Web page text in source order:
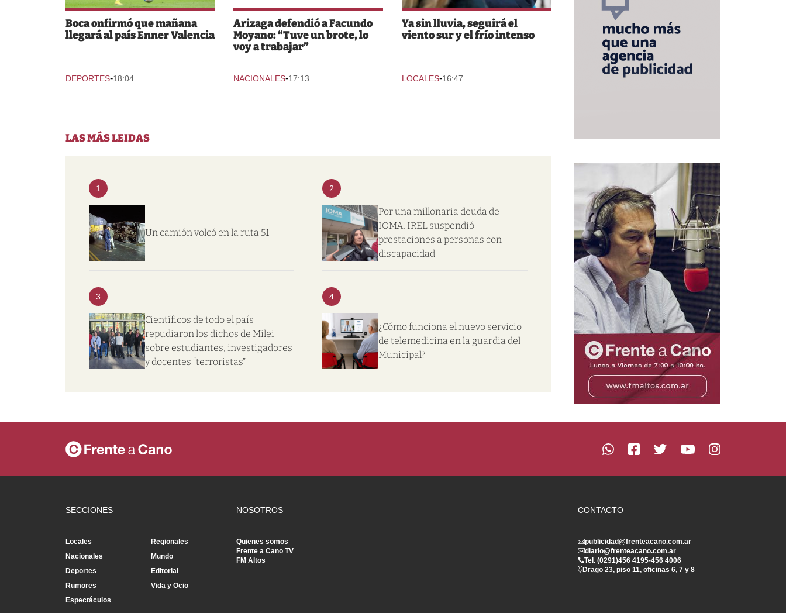
Boca onfirmó que mañana
llegará al país Enner Valencia
DEPORTES-18:04
Arizaga defendió a Facundo
Moyano: “Tuve un brote, lo
voy a trabajar”
NACIONALES-17:13
Ya sin lluvia, seguirá el
viento sur y el frío intenso
LOCALES-16:47
LAS MÁS LEIDAS
1
Un camión volcó en la ruta 51
2
Por una millonaria deuda de
IOMA, IREL suspendió
prestaciones a personas con
discapacidad
3
Científicos de todo el país
repudiaron los dichos de Milei
sobre estudiantes, investigadores
y docentes “terroristas”
4
¿Cómo funciona el nuevo servicio
de telemedicina en la guardia del
Municipal?
SECCIONES
Locales
Regionales
Nacionales
Mundo
Deportes
Editorial
Rumores
Vida y Ocio
Espectáculos
NOSOTROS
Quienes somos
Frente a Cano TV
FM Altos
CONTACTO
publicidad@frenteacano.com.ar
diario@frenteacano.com.ar
Tel. (0291)456 4195-456 4006
Drago 23, piso 11, oficinas 6, 7 y 8